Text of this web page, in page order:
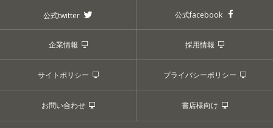
公式twitter 公式facebook
企業情報 採用情報
サイトポリシー プライバシーポリシー
お問い合わせ 書店様向け